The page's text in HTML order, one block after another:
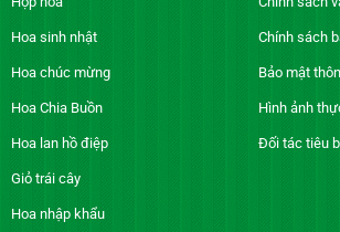
Hoa sinh nhật
Hoa chúc mừng
Hoa Chia Buồn
Hoa lan hồ điệp
Giỏ trái cây
Hoa nhập khẩu
Chính sách
Bảo mật
Hình ảnh
Đối tác tiêu